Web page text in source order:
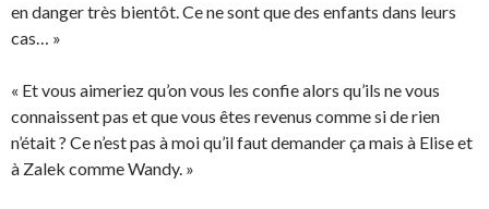
en danger très bientôt. Ce ne sont que des enfants dans leurs
cas… »
« Et vous aimeriez qu’on vous les confie alors qu’ils ne vous
connaissent pas et que vous êtes revenus comme si de rien
n’était ? Ce n’est pas à moi qu’il faut demander ça mais à Elise et
à Zalek comme Wandy. »